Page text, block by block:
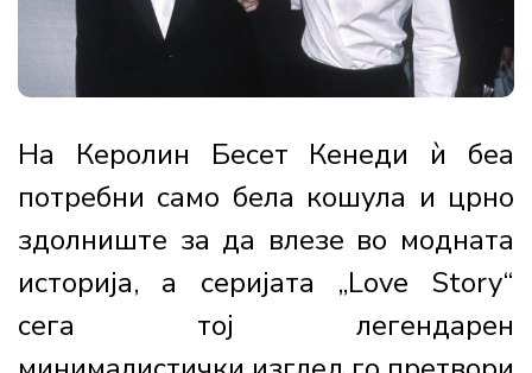
На Керолин Бесет Кенеди ѝ беа
потребни само бела кошула и црно
здолниште за да влезе во модната
историја, а серијата „Love Story“
сега тој легендарен